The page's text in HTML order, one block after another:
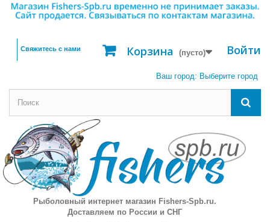
Войти
Корзина (пусто)
Свяжитесь с нами
Ваш город: Выберите город
Рыболовный интернет магазин Fishers-Spb.ru.
Доставляем по России и СНГ